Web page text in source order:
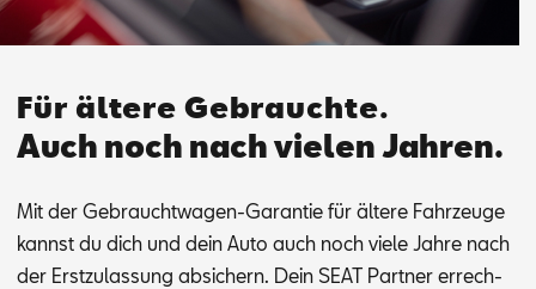
Für ältere Gebrauchte.
Auch noch nach vielen Jahren.
Mit der Ge­braucht­wa­gen-Ga­ran­tie für äl­te­re Fahr­zeu­ge
kannst du dich und dein Auto auch noch vie­le Jah­re nach
der Erst­zu­las­sung ab­si­chern. Dein SEAT Part­ner er­rech­